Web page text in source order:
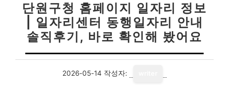
단원구청 홈페이지 일자리 정보
| 일자리센터 동행일자리 안내
솔직후기, 바로 확인해 봤어요
2026-05-14 작성자: